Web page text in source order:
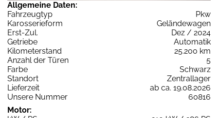
Allgemeine Daten:
Fahrzeugtyp
Pkw
Karosserieform
Geländewagen
Erst-Zul.
Dez / 2024
Getriebe
Automatik
Kilometerstand
25.200 km
Anzahl der Türen
5
Farbe
Schwarz
Standort
Zentrallager
Lieferzeit
ab ca. 19.08.2026
Unsere Nummer
60816
Motor: